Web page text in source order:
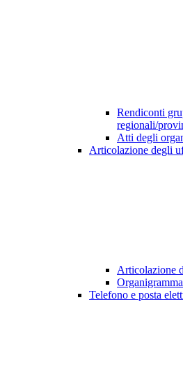
Rendiconti
regionali/
Atti degli
Articolazione degli
Articolazione
Organigramma
Telefono e posta